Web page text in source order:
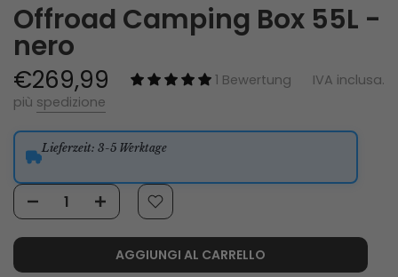
Offroad Camping Box 55L -
nero
€269,99 1 Bewertung
IVA inclusa.
più spedizione
Lieferzeit: 3-5 Werktage
AGGIUNGI AL CARRELLO